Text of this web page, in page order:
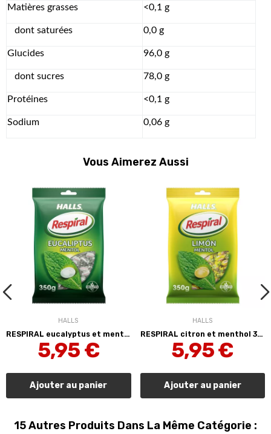
Matières grasses <0,1 g
dont saturées 0,0 g
Glucides 96,0 g
dont sucres 78,0 g
Protéines <0,1 g
Sodium 0,06 g
Vous Aimerez Aussi
HALLS
RESPIRAL eucalyptus et menthol 350g HALLS
5,95 €
Ajouter au panier
HALLS
RESPIRAL citron et menthol 350g HALLS
5,95 €
Ajouter au panier
15 Autres Produits Dans La Même Catégorie :